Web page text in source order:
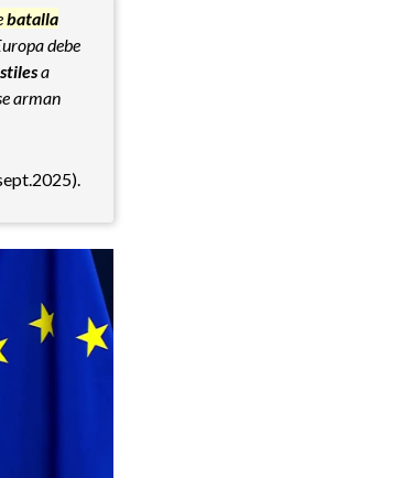
batalla
debe
a
arman